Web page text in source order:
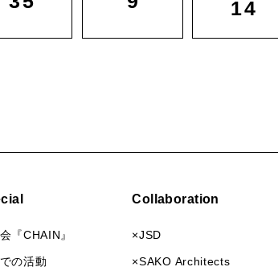
14
『CHAIN』
の活動
Collaboration
×JSD
×SAKO Architects